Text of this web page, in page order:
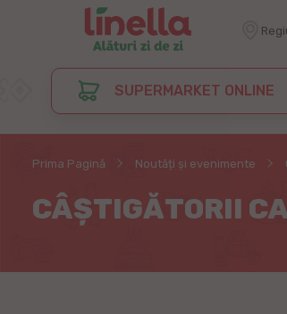
SUPERMARKET ONLINE
Prima Pagină Noutăți și evenimente
CÂȘTIGĂTORII